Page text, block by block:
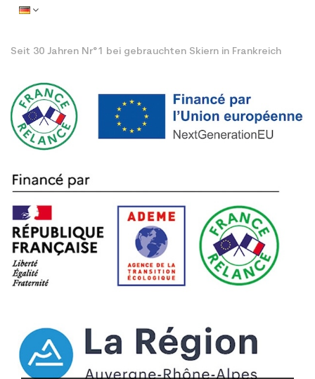
Seit 30 Jahren Nr°1 bei gebrauchten Skiern in Frankreich